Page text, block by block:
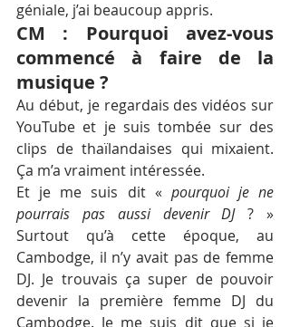
géniale, j’ai beaucoup appris.
CM : Pourquoi avez-vous
commencé à faire de la
musique ?
Au début, je regardais des vidéos sur
YouTube et je suis tombée sur des
clips de thaïlandaises qui mixaient.
Ça m’a vraiment intéressée.
Et je me suis dit « pourquoi je ne
pourrais pas aussi devenir DJ ? »
Surtout qu’à cette époque, au
Cambodge, il n’y avait pas de femme
DJ. Je trouvais ça super de pouvoir
devenir la première femme DJ du
Cambodge. Je me suis dit que si je